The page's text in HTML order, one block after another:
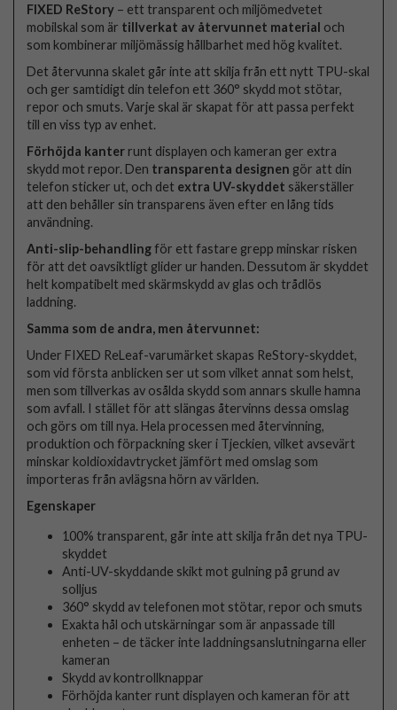
FIXED ReStory – ett transparent och miljömedvetet
mobilskal som är tillverkat av återvunnet material och
som kombinerar miljömässig hållbarhet med hög kvalitet.
Det återvunna skalet går inte att skilja från ett nytt TPU-skal
och ger samtidigt din telefon ett 360° skydd mot stötar,
repor och smuts. Varje skal är skapat för att passa perfekt
till en viss typ av enhet.
Förhöjda kanter runt displayen och kameran ger extra
skydd mot repor. Den transparenta designen gör att din
telefon sticker ut, och det extra UV-skyddet säkerställer
att den behåller sin transparens även efter en lång tids
användning.
Anti-slip-behandlingför ett fastare grepp minskar risken
för att det oavsiktligt glider ur handen. Dessutom är skyddet
helt kompatibelt med skärmskydd av glas och trådlös
laddning.
Samma som de andra, men återvunnet:
Under FIXED ReLeaf-varumärket skapas ReStory-skyddet,
som vid första anblicken ser ut som vilket annat som helst,
men som tillverkas av osålda skydd som annars skulle hamna
som avfall. I stället för att slängas återvinns dessa omslag
och görs om till nya. Hela processen med återvinning,
produktion och förpackning sker i Tjeckien, vilket avsevärt
minskar koldioxidavtrycket jämfört med omslag som
importeras från avlägsna hörn av världen.
Egenskaper
100% transparent, går inte att skilja från det nya TPU-
skyddet
Anti-UV-skyddande skikt mot gulning på grund av
solljus
360° skydd av telefonen mot stötar, repor och smuts
Exakta hål och utskärningar som är anpassade till
enheten – de täcker inte laddningsanslutningarna eller
kameran
Skydd av kontrollknappar
Förhöjda kanter runt displayen och kameran för att